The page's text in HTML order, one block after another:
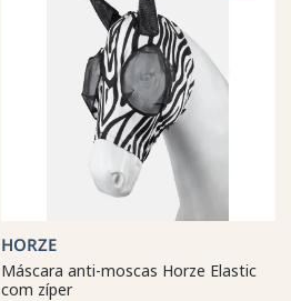
HORZE
Máscara anti-moscas Horze Elastic
com zíper